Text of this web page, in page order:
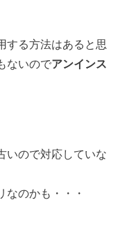
する方法はあると思
ないのでアンインス
いので対応していな
なのかも・・・